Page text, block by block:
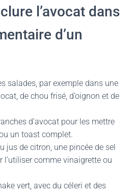
l’avocat dans
d’un
salades, par exemple dans une
de chou frisé, d’oignon et de
d’avocat pour les mettre
un toast complet.
jus de citron, une pincée de sel
l’utiliser comme vinaigrette ou
vert, avec du céleri et des